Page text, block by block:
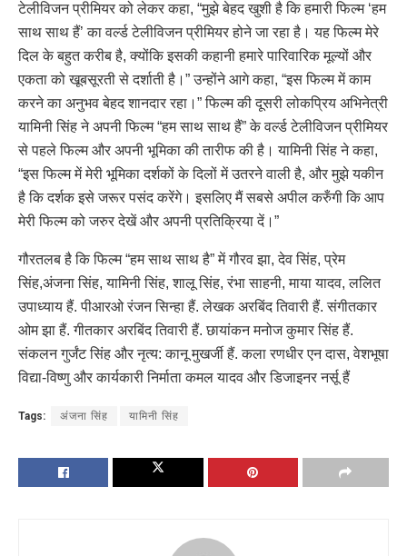
टेलीविजन प्रीमियर को लेकर कहा, “मुझे बेहद खुशी है कि हमारी फिल्म ‘हम
साथ साथ हैं’ का वर्ल्ड टेलीविजन प्रीमियर होने जा रहा है। यह फिल्म मेरे
दिल के बहुत करीब है, क्योंकि इसकी कहानी हमारे पारिवारिक मूल्यों और
एकता को खूबसूरती से दर्शाती है।” उन्होंने आगे कहा, “इस फिल्म में काम
करने का अनुभव बेहद शानदार रहा।” फिल्म की दूसरी लोकप्रिय अभिनेत्री
यामिनी सिंह ने अपनी फिल्म “हम साथ साथ हैं” के वर्ल्ड टेलीविजन प्रीमियर
से पहले फिल्म और अपनी भूमिका की तारीफ की है। यामिनी सिंह ने कहा,
“इस फिल्म में मेरी भूमिका दर्शकों के दिलों में उतरने वाली है, और मुझे यकीन
है कि दर्शक इसे जरूर पसंद करेंगे। इसलिए मैं सबसे अपील करुँगी कि आप
मेरी फिल्म को जरुर देखें और अपनी प्रतिक्रिया दें।”
गौरतलब है कि फिल्म “हम साथ साथ है” में गौरव झा, देव सिंह, प्रेम
सिंह,अंजना सिंह, यामिनी सिंह, शालू सिंह, रंभा साहनी, माया यादव, ललित
उपाध्याय हैं. पीआरओ रंजन सिन्हा हैं. लेखक अरबिंद तिवारी हैं. संगीतकार
ओम झा हैं. गीतकार अरबिंद तिवारी हैं. छायांकन मनोज कुमार सिंह हैं.
संकलन गुर्जंट सिंह और नृत्य: कानू मुखर्जी हैं. कला रणधीर एन दास, वेशभूषा
विद्या-विष्णु और कार्यकारी निर्माता कमल यादव और डिजाइनर नर्सू हैं
Tags: अंजना सिंह यामिनी सिंह